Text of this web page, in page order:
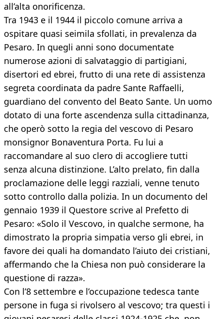
all’alta onorificenza.
Tra 1943 e il 1944 il piccolo comune arriva a
ospitare quasi seimila sfollati, in prevalenza da
Pesaro. In quegli anni sono documentate
numerose azioni di salvataggio di partigiani,
disertori ed ebrei, frutto di una rete di assistenza
segreta coordinata da padre Sante Raffaelli,
guardiano del convento del Beato Sante. Un uomo
dotato di una forte ascendenza sulla cittadinanza,
che operò sotto la regia del vescovo di Pesaro
monsignor Bonaventura Porta. Fu lui a
raccomandare al suo clero di accogliere tutti
senza alcuna distinzione. L’alto prelato, fin dalla
proclamazione delle leggi razziali, venne tenuto
sotto controllo dalla polizia. In un documento del
gennaio 1939 il Questore scrive al Prefetto di
Pesaro: «Solo il Vescovo, in qualche sermone, ha
dimostrato la propria simpatia verso gli ebrei, in
favore dei quali ha domandato l’aiuto dei cristiani,
affermando che la Chiesa non può considerare la
questione di razza».
Con l’8 settembre e l’occupazione tedesca tante
persone in fuga si rivolsero al vescovo; tra questi i